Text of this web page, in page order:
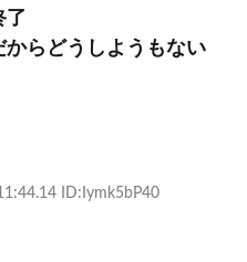
了
らどうしようもない
ID:Iymk5bP40